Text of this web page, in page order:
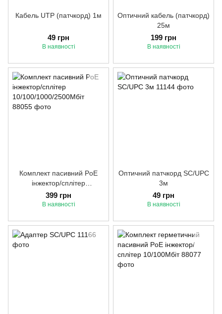
Кабель UTP (патчкорд) 1м
49 грн
В наявності
Оптичний кабель (патчкорд)
25м
199 грн
В наявності
Комплект пасивний PoE
інжектор/сплітер
10/100/1000/2500Мбіт
399 грн
В наявності
Оптичний патчкорд SC/UPC
3м
49 грн
В наявності